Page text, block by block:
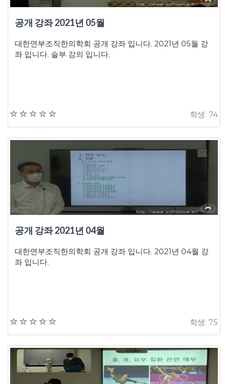
공개 강좌 2021년 05월
대한연부조직한의학회 공개 강좌 입니다. 2021년 05월 강
좌 입니다. 슬부 강의 입니다.
학생: 74
공개 강좌 2021년 04월
대한연부조직한의학회 공개 강좌 입니다. 2021년 04월 강
좌 입니다.
학생: 75